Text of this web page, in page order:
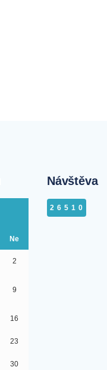
Ne
2
9
16
23
30
Návštěva
26510